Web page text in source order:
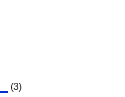
(3)